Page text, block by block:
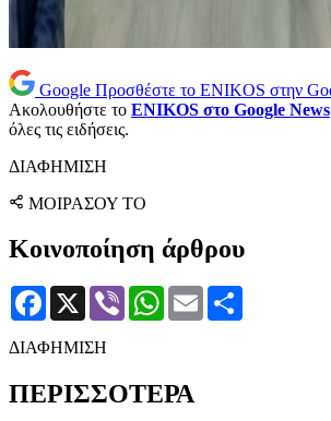
Google Προσθέστε το ENIKOS στην
Ακολουθήστε το ENIKOS στο Google News
όλες τις ειδήσεις.
ΔΙΑΦΗΜΙΣΗ
ΜΟΙΡΑΣΟΥ ΤΟ
Κοινοποίηση άρθρου
Facebook
X Viber WhatsApp
Email
ΔΙΑΦΗΜΙΣΗ
ΠΕΡΙΣΣΟΤΕΡΑ